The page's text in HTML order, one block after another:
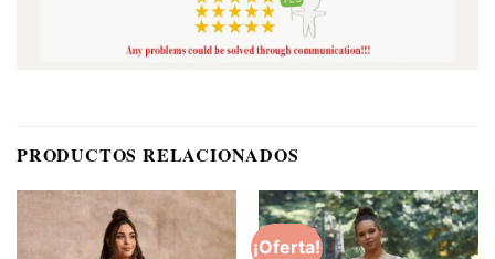
PRODUCTOS RELACIONADOS
¡Oferta!